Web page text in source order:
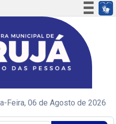
Simplifique!
Comunica BR
Participe
Acesso à informação
Canais
Feira, 06 de Agosto de 2026